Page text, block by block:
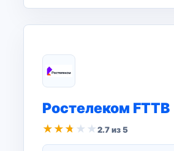
Ростелеком FTTB
★ ★ ★ ★ ★2.7 из 5